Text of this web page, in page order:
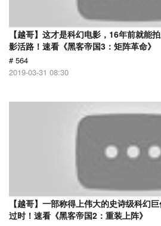
【越哥】这才是科幻电影，16年前就能
影活路！速看《黑客帝国3：矩阵革命》
# 564
2019-03-31 08:30
【越哥】一部称得上伟大的史诗级科幻
过时！速看《黑客帝国2：重装上阵》